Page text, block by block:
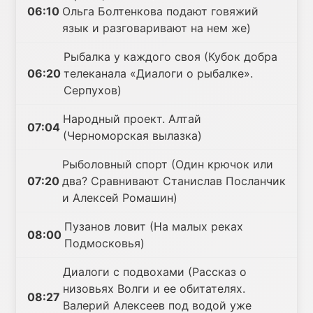
06:10 Ольга Болтенкова подают говяжий
язык и разговаривают на нем же)
06:20
Рыбалка у каждого своя (Кубок добра
телеканала «Диалоги о рыбалке».
Серпухов)
07:04
Народный проект. Алтай
(Черноморская вылазка)
07:20
Рыболовный спорт (Один крючок или
два? Сравнивают Станислав Посланчик
и Алексей Ромашин)
08:00
Пузанов ловит (На малых реках
Подмосковья)
08:27
Диалоги с подвохами (Рассказ о
низовьях Волги и ее обитателях.
Валерий Алексеев под водой уже